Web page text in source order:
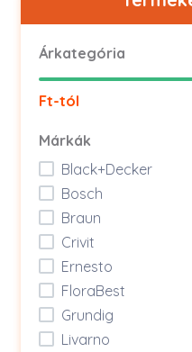
Árkategória
Ft-tól
Márkák
Black+Decker
Bosch
Braun
Crivit
Ernesto
FloraBest
Grundig
Livarno